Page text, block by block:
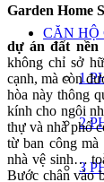
CĂN HỘ
1
2
3
Garden Home
dự án đất nền
không chỉ sở
cạnh, mà còn
hòa này thông
kính cho ngôi
thự và nhà phố
từ ban công mà
nhà vệ sinh…
Bước chân vào